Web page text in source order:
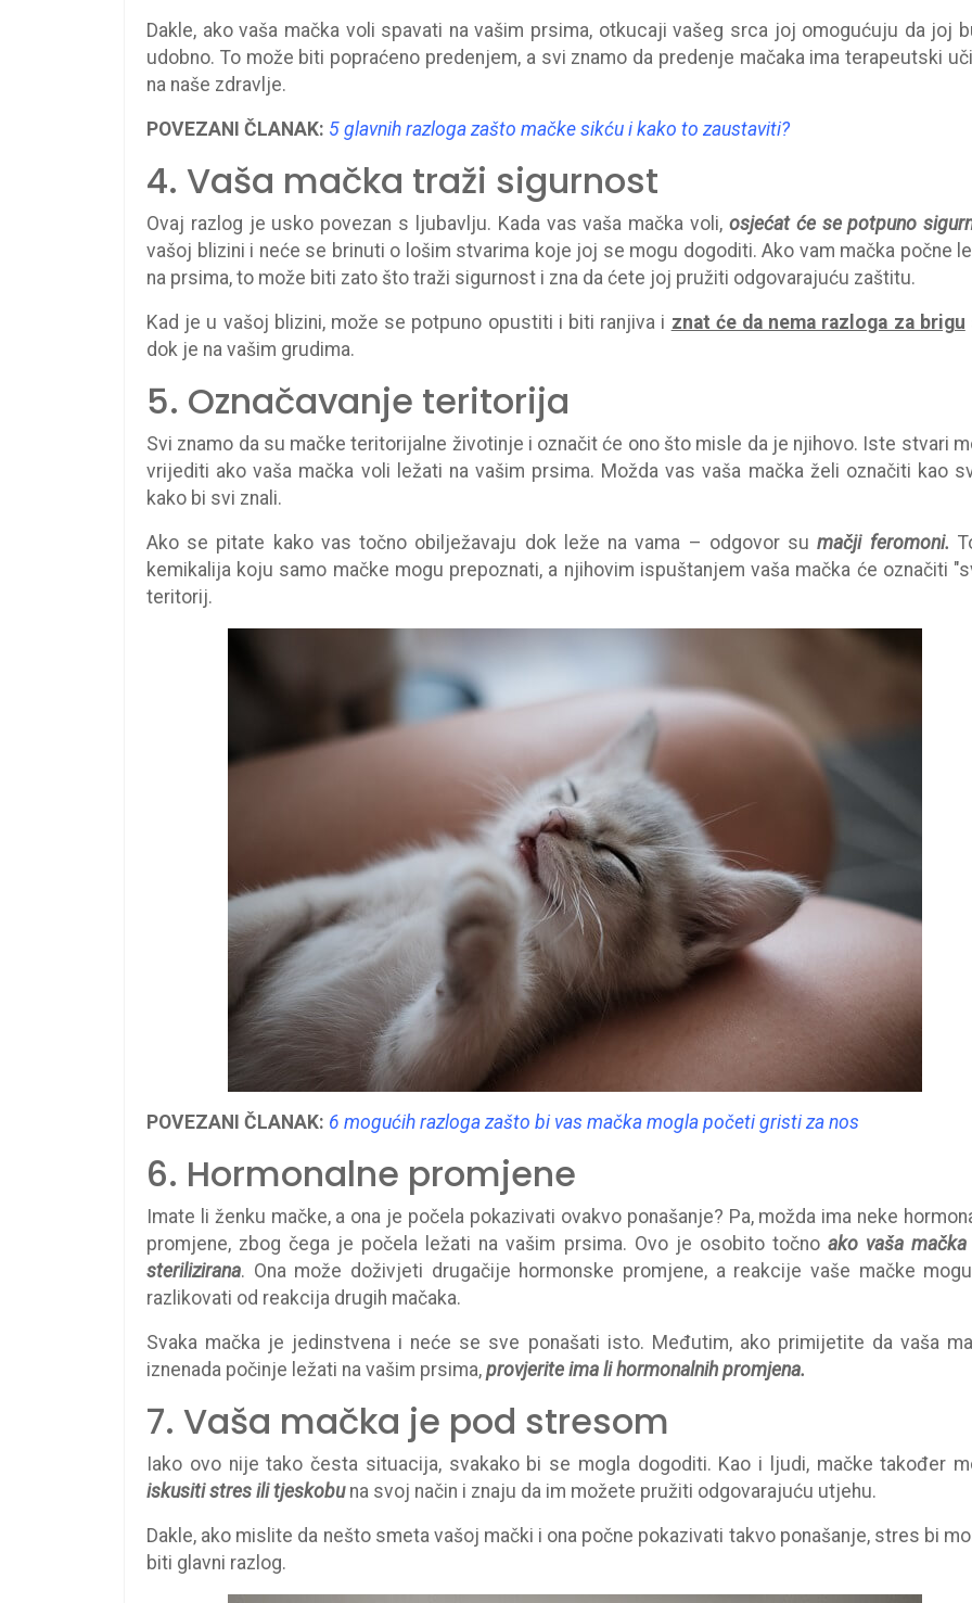
Dakle, ako vaša mačka voli spavati na vašim prsima, otkucaji vašeg srca joj omogućuju da joj
udobno. To može biti popraćeno predenjem, a svi znamo da predenje mačaka ima terapeutski
na naše zdravlje.
POVEZANI ČLANAK: 5 glavnih razloga zašto mačke sikću i kako to zaustaviti?
4. Vaša mačka traži sigurnost
Ovaj razlog je usko povezan s ljubavlju. Kada vas vaša mačka voli, osjećat će se potpuno
vašoj blizini i neće se brinuti o lošim stvarima koje joj se mogu dogoditi. Ako vam mačka počne
na prsima, to može biti zato što traži sigurnost i zna da ćete joj pružiti odgovarajuću zaštitu.
Kad je u vašoj blizini, može se potpuno opustiti i biti ranjiva i znat će da nema razloga za brigu
dok je na vašim grudima.
5. Označavanje teritorija
Svi znamo da su mačke teritorijalne životinje i označit će ono što misle da je njihovo. Iste stvari
vrijediti ako vaša mačka voli ležati na vašim prsima. Možda vas vaša mačka želi označiti kao
kako bi svi znali.
Ako se pitate kako vas točno obilježavaju dok leže na vama – odgovor sumačji feromoni.
kemikalija koju samo mačke mogu prepoznati, a njihovim ispuštanjem vaša mačka će označiti
teritorij.
POVEZANI ČLANAK: 6 mogućih razloga zašto bi vas mačka mogla početi gristi za nos
6. Hormonalne promjene
Imate li ženku mačke, a ona je počela pokazivati ​​ovakvo ponašanje? Pa, možda ima neke
promjene, zbog čega je počela ležati na vašim prsima. Ovo je osobito točno ako vaša mačka
sterilizirana. Ona može doživjeti drugačije hormonske promjene, a reakcije vaše mačke
razlikovati od reakcija drugih mačaka.
Svaka mačka je jedinstvena i neće se sve ponašati isto. Međutim, ako primijetite da vaša
iznenada počinje ležati na vašim prsima, provjerite ima li hormonalnih promjena.
7. Vaša mačka je pod stresom
Iako ovo nije tako česta situacija, svakako bi se mogla dogoditi. Kao i ljudi, mačke također
iskusiti stres ili tjeskobuna svoj način i znaju da im možete pružiti odgovarajuću utjehu.
Dakle, ako mislite da nešto smeta vašoj mački i ona počne pokazivati ​​takvo ponašanje, stres bi
biti glavni razlog.